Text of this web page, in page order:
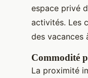
espace privé
activités. Les
des vacances
Commodité
La proximité